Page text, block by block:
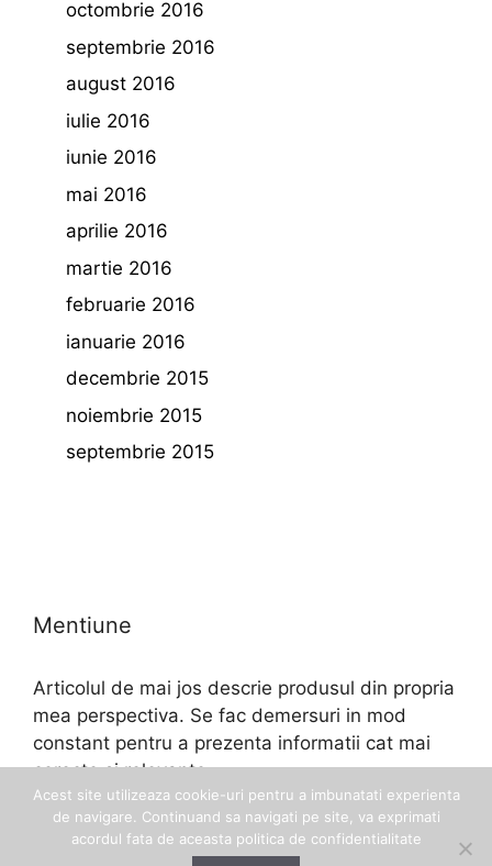
octombrie 2016
septembrie 2016
august 2016
iulie 2016
iunie 2016
mai 2016
aprilie 2016
martie 2016
februarie 2016
ianuarie 2016
decembrie 2015
noiembrie 2015
septembrie 2015
Mentiune
Articolul de mai jos descrie produsul din propria
mea perspectiva. Se fac demersuri in mod
constant pentru a prezenta informatii cat mai
corecte si relevante.
Acest site utilizeaza cookie-uri pentru a imbunatati experienta
de navigare. Continuand sa navigati pe site, va exprimati
acordul fata de aceasta politica de confidentialitate